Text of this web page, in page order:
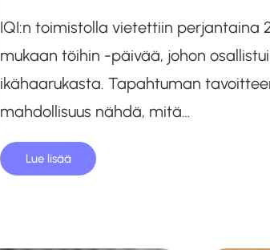
IQI:n toimistolla vietettiin perjantaina
mukaan töihin -päivää, johon osallistui
ikähaarukasta. Tapahtuman
mahdollisuus nähdä, mitä…
Lue lisää